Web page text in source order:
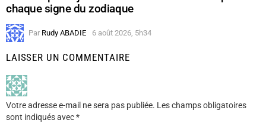
chaque signe du zodiaque
Par Rudy ABADIE 6 août 2026, 5h34
LAISSER UN COMMENTAIRE
Votre adresse e-mail ne sera pas publiée. Les champs obligatoires
sont indiqués avec*